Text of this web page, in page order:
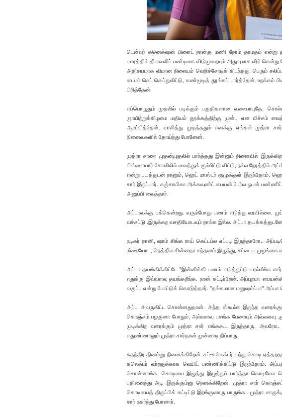
டென்வர் கனெக்‌ஷன் பிளைட் நான்கு மணி நேரம் தாமதம் என்று
வாரத்தில் தீபாவளிப் பண்டிகை விடுமுறையும் அதுவுமாக வீடு
அதிசயமாக விமான நிலையம் வெறிச்சோடிக் கிடந்தது. பெரும்
டைமர் செட் செய்துவிட்டு, கண்மூடித் தூங்கப் பார்த்தேன். உற‌க்கம்
பிரித்தேன்.
எப்பொழுதும் முதலில் படிக்கும் பகுதிகளான வலைபாயுதே,
ஞாயிற்றுக்கிழமை மதியம் தூக்கத்திற்கு முன்பு என மிச்சம்
ஆரம்பித்தேன். வாசித்து முடித்ததும் எனக்கு எங்கள் முத்ரா
நினைவுகளில் தோய்ந்து போனேன்.
முத்ரா சாரை முதன்முதலில் பார்த்தது இன்னும் நினைவில்
பிள்ளையார் கோவிலில் வைத்துக் கும்பிட்டு விட்டு, நல்ல நேரத்தில்
என்று பயத்துடன் நானும், ஹெட் மாஸ்டர் ரூமுக்குள் இருந்தோம்.
சார் இருப்பார். சஞ்சாயிகா அக்கவுண்ட் பையன் பேர்ல ஓபன்
அனுப்பி வைத்தார்.
அப்பாவுக்கு பக்கென்றது. வரும்போது பணம் எடுத்து வரவில்லை.
வச்சுட்டு .இருக்கற வசதியோடவும் நாங்க இல்ல. அப்பா
நடிகர் நானி, ஷாம் சிங்க ராய் கெட்டப்ல எப்படி இருந்தாரோ..
மீசையோட, நெத்தில சின்னதா சந்தனம் இழுத்து, சட்டைய முழங்கை
அப்பா தயங்கிக்கிட்டே "இன்னிக்கி பணம் எடுத்துட்டு வரல்லீங்க
எதுக்கு இவ்வளவு தயங்கறீங்க. நான் கட்டிர்றேன். அப்புறமா
வகுப்பு என்று போட்டுக் கொடுத்தார். "தங்கமான மனுஷம்ப்பா"
அப்ப அவருகிட்ட சொன்னதுதான். அந்த ஸ்கூல்ல இருந்த
கொஞ்சம் பழகுனா போதும், அவ்வளவு பசங்க பேரையும் அவ்வளவு
முடிக்கிற வரைக்கும் முத்ரா சார் எங்ககூட இருந்தாரு.
எதுண்ணாலும் முத்ரா சார்தான் முன்னாடி நிப்பாரு.
சுதந்திர தினம்னு நினைக்கிறேன். சப்-கலெக்டர் வந்து கொடி
கலெக்டர் வர்றதுக்காக வெயிட் பண்ணிக்கிட்டு இருந்தோம்.
சொன்னாங்க. கொடியை இழுத்து இழுத்துப் பார்த்தா கொடிமேல
பதினைந்து அடி இருக்கும்னு நெனக்கிறேன். முத்ரா சார்
கொடியைத் திருப்பிக் கட்டிட்டு இறங்குனாரு பாருங்க.. முத்ரா
சார் நகர்ந்து போனார்.